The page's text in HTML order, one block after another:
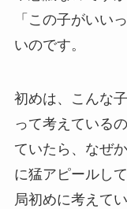
「この子がいい
いのです。
初めは、こんな
って考えている
ていたら、なぜ
に猛アピールし
局初めに考えて